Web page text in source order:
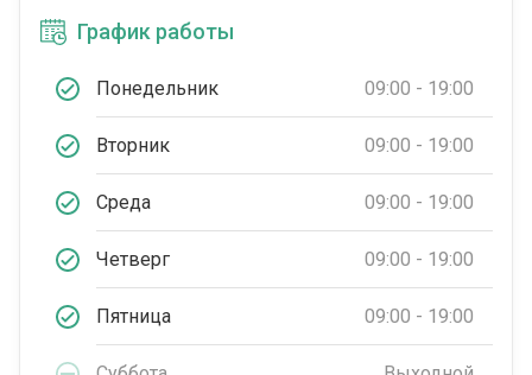
График работы
Понедельник 09:00 - 19:00
Вторник 09:00 - 19:00
Среда 09:00 - 19:00
Четверг 09:00 - 19:00
Пятница 09:00 - 19:00